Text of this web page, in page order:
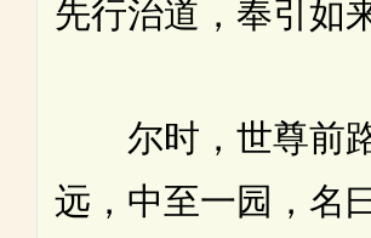
先行治道，奉引如
尔时，世尊前
远，中至一园，名